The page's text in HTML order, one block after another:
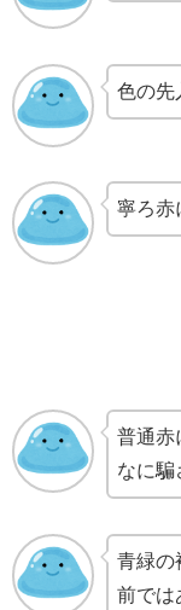
色の先
寧ろ赤
普通赤
なに騙
青緑の
前では